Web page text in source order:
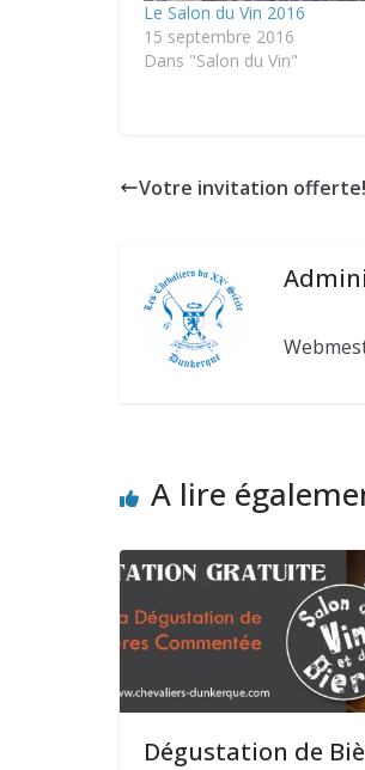
Le Salon du Vin 2016
15 septembre 2016
Dans "Salon du Vin"
Votre invitation offerte!
A lire
Dégustation de